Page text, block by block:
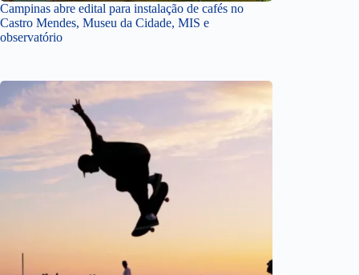
Campinas abre edital para instalação de cafés no
Castro Mendes, Museu da Cidade, MIS e
observatório